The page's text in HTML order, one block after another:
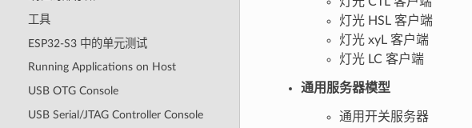
工具
ESP32-S3 中的单元测试
Running Applications on Host
USB OTG Console
USB Serial/JTAG Controller Console
灯光 HSL 客户端
灯光 xyL 客户端
灯光 LC 客户端
通用服务器模型
通用开关服务器